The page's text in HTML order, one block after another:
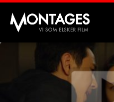
Montages